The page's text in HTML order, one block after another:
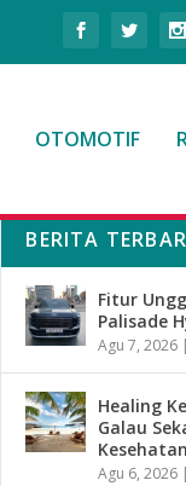
OTOMOTIF
BERITA
Fitur
Palisade
Agu 7, 2026 |
Healing
Galau
Kesehatan
Agu 6, 2026 |